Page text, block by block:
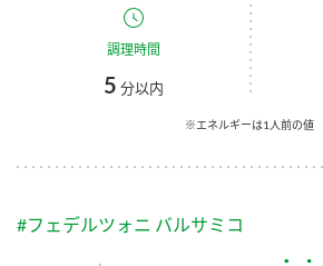
スープ
ふりかけ
お酢ドリンク
つゆ
企業理念
ミツカンの歴史
ミツカンを知る
環境への取り組み
調理時間
5 分以内
※エネルギーは1人前の値
#フェデルツォニ バルサミコ